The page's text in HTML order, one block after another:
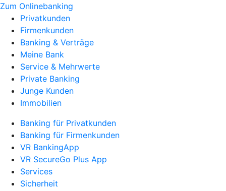
Zum Onlinebanking
Privatkunden
Firmenkunden
Banking & Verträge
Meine Bank
Service & Mehrwerte
Private Banking
Junge Kunden
Immobilien
Banking für Privatkunden
Banking für Firmenkunden
VR BankingApp
VR SecureGo Plus App
Services
Sicherheit